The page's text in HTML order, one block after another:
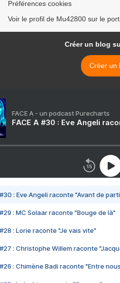
Préférences cookies
Voir le profil de Mu42800 sur le
Créer un blog
Créer un
FACE A - un podcast Purecharts
FACE A #30 : Eve Angeli
#30 : Eve Angeli raconte "Avant de
#29 : MC Solaar raconte "Bouge de là"
#28 : Lorie raconte "Je vais vite"
#27 : Christophe Willem raconte
#26 : Chimène Badi raconte "Entre